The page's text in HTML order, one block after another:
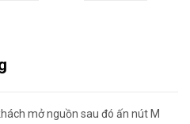
mở nguồn sau đó ấn nút M